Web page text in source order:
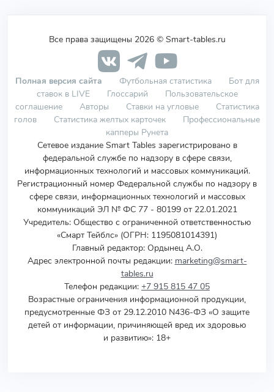
Все права защищены 2026 © Smart-tables.ru
Полная версия сайта Футбольная статистика
Бот для
ставок в LIVE
Глоссарий
Пользовательское
соглашение
Авторы Ставки на угловые
Статистика
голов
Статистика желтых карточек
Профессиональные
капперы Рунета
Сетевое издание Smart Tables зарегистрировано в
федеральной службе по надзору в сфере связи,
информационных технологий и массовых коммуникаций.
Регистрационный номер Федеральной службы по надзору в
сфере связи, информационных технологий и массовых
коммуникаций ЭЛ № ФС 77 - 80199 от 22.01.2021
Учредитель: Общество с ограниченной ответственностью
«Смарт Тейблс» (ОГРН: 1195081014391)
Главный редактор: Ордынец А.О.
Адрес электронной почты редакции: marketing@smart-
tables.ru
Телефон редакции: +7 915 815 47 05
Возрастные ограничения информационной продукции,
предусмотренные ФЗ от 29.12.2010 N436-ФЗ «О защите
детей от информации, причиняющей вред их здоровью
и развитию»: 18+